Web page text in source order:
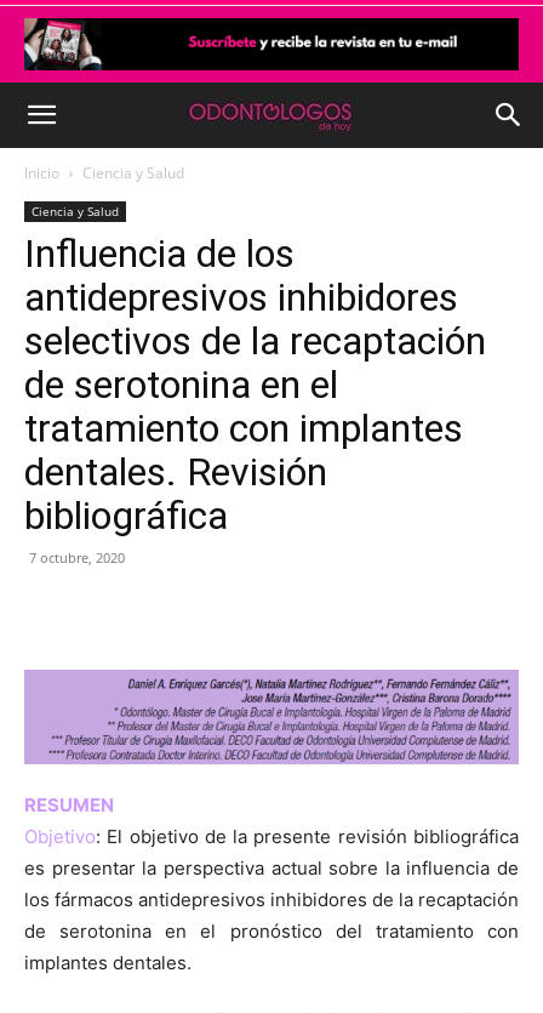
Inicio Ciencia y Salud
Ciencia y Salud
Influencia de los
antidepresivos inhibidores
selectivos de la recaptación
de serotonina en el
tratamiento con implantes
dentales. Revisión
bibliográfica
7 octubre, 2020
RESUMEN
Objetivo: El objetivo de la presente revisión bibliográfica
es presentar la perspectiva actual sobre la influencia de
los fármacos antidepresivos inhibidores de la recaptación
de serotonina en el pronóstico del tratamiento con
implantes dentales.